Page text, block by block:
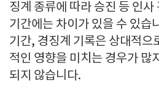
징계 종류에 따라 승진 등 인
기간에는 차이가 있을 수 있습
기간, 경징계 기록은 상대적으
적인 영향을 미치는 경우가 많
되지 않습니다.